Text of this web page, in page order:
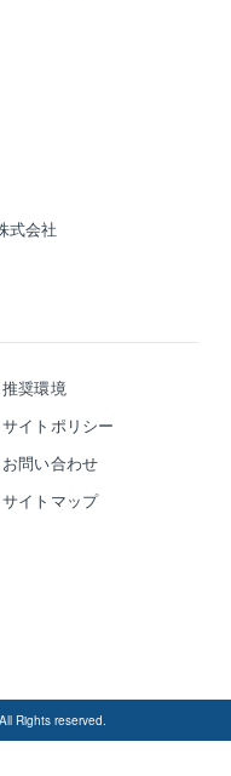
式会社
推奨環境
サイトポリシー
お問い合わせ
サイトマップ
Rights reserved.